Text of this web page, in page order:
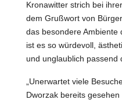
Kronawitter strich bei
dem Grußwort von
das besondere Ambiente
ist es so würdevoll,
und unglaublich passend
„Unerwartet viele
Dworzak bereits